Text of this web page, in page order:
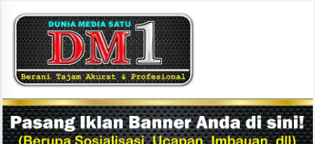
content
DM1